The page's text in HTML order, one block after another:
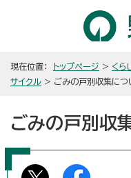
現在位置： トップページ > くら
サイクル > ごみの戸別収集につ
ごみの戸別収